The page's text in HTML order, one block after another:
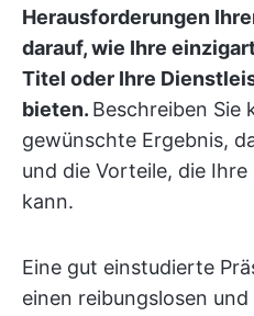
Herausforderungen
darauf, wie Ihre
Titel oder Ihre
bieten. Beschreiben Sie
gewünschte Ergebnis,
und die Vorteile, die
kann.
Eine gut einstudierte
einen reibungslosen